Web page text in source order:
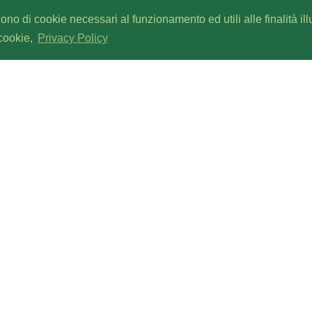
di cookie necessari al funzionamento ed utili alle finalità
Privacy Policy